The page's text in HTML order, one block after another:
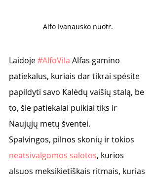
Alfo Ivanausko nuotr.
Laidoje #AlfoVila Alfas gamino
patiekalus, kuriais dar tikrai spėsite
papildyti savo Kalėdų vaišių stalą, be
to, šie patiekalai puikiai tiks ir
Naujųjų metų šventei.
Spalvingos, pilnos skonių ir tokios
neatsivalgomos salotos, kurios
alsuos meksikietiškais ritmais, kurias